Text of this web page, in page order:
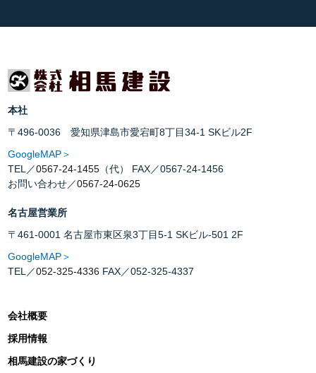
本社
〒496-0036 愛知県津島市愛宕町8丁目34-1 SKビル2F
GoogleMAP＞
TEL／0567-24-1455 （代） FAX／0567-24-1456
お問い合わせ／0567-24-0625
名古屋営業所
〒461-0001 名古屋市東区泉3丁目5-1 SKビル-501 2F
GoogleMAP＞
TEL／052-325-4336 FAX／052-325-4337
会社概要
採用情報
相馬建設の家づくり